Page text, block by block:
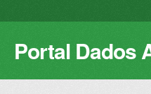
Portal Dados